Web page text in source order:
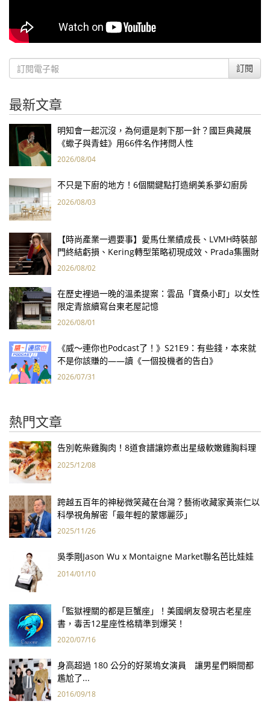
訂閱
最新文章
明知會一起沉沒，為何還是刺下那一針？國巨典藏展
《蠍子與青蛙》用66件名作拷問人性
2026/08/04
不只是下廚的地方！6個關鍵點打造網美系夢幻廚房
2026/08/03
【時尚產業一週要事】愛馬仕業績成長、LVMH時裝部
門終結虧損、Kering轉型策略初現成效、Prada集團財
報亮眼
2026/08/02
在歷史裡過一晚的溫柔提案：雲品「寶桑小町」以女性
限定青旅續寫台東老屋記憶
2026/08/01
《威～連你也Podcast了！》S21E9：有些錢，本來就
不是你該賺的——讀《一個投機者的告白》
2026/07/31
熱門文章
告別乾柴雞胸肉！8道食譜讓妳煮出星級軟嫩雞胸料理
2025/12/08
跨越五百年的神秘微笑藏在台灣？藝術收藏家黃崇仁以
科學視角解密「最年輕的蒙娜麗莎」
2025/11/26
吳季剛Jason Wu x Montaigne Market聯名芭比娃娃
2014/01/10
「監獄裡關的都是巨蟹座」！美國網友發現古老星座
書，毒舌12星座性格精準到爆笑！
2020/07/16
身高超過 180 公分的好萊塢女演員 讓男星們瞬間都
尷尬了...
2016/09/18